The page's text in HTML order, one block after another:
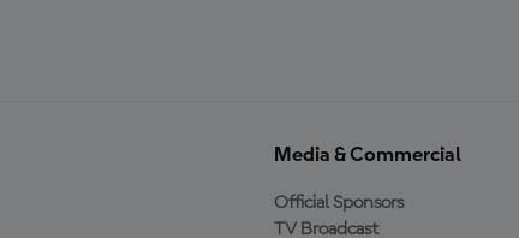
Media & Commercial
Official Sponsors
TV Broadcast